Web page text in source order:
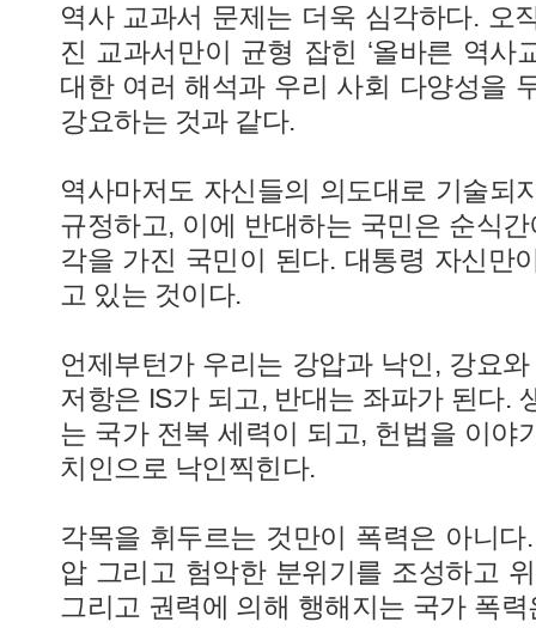
역사 교과서 문제는 더욱 심각하다. 오
진 교과서만이 균형 잡힌 ‘올바른 역사
대한 여러 해석과 우리 사회 다양성을
강요하는 것과 같다.
역사마저도 자신들의 의도대로 기술되
규정하고, 이에 반대하는 국민은 순식
각을 가진 국민이 된다. 대통령 자신만
고 있는 것이다.
언제부턴가 우리는 강압과 낙인, 강요
저항은 IS가 되고, 반대는 좌파가 된다.
는 국가 전복 세력이 되고, 헌법을 이야
치인으로 낙인찍힌다.
각목을 휘두르는 것만이 폭력은 아니
압 그리고 험악한 분위기를 조성하고
그리고 권력에 의해 행해지는 국가 폭력